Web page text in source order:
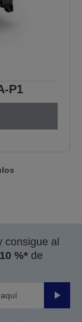
P1
consigue al
10 %* de
Enviar